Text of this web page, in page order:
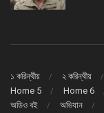
১ করিন্থীয় ২ করিন্থীয়
Home 5
Home 6
অডিও বই
অভিযান